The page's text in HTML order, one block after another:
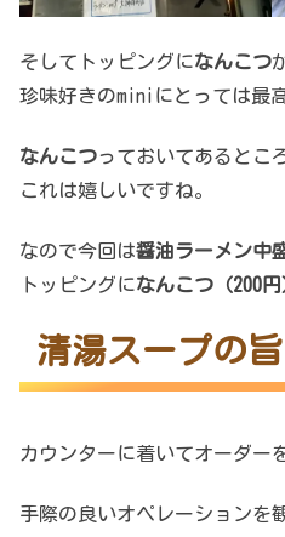
そしてトッピングになんこつ
珍味好きのminiにとっては最
なんこつっておいてあるとこ
これは嬉しいですね。
なので今回は醤油ラーメン中
トッピングになんこつ（200円
清湯スープの
カウンターに着いてオーダー
手際の良いオペレーションを